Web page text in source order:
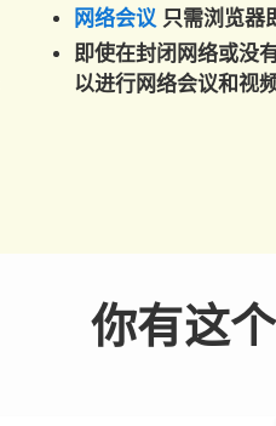
网络会议 只需浏览器
即使在封闭网络或没
以进行网络会议和视
你有这